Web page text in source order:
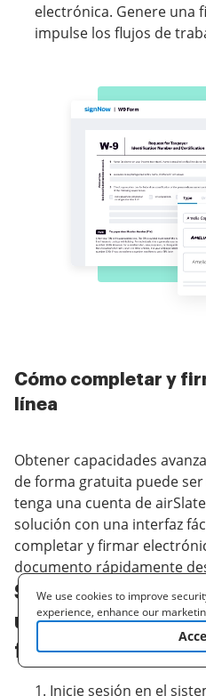
electrónica. Genere una
impulse los flujos de
Cómo completar y
línea
Obtener capacidades
de forma gratuita puede
tenga una cuenta de
solución con una interfaz
completar y firmar
documento rápidamente
Siga las pautas
usar la
firmar pdf de
Inicie sesión en el
We use cookies to improve
experience, enhance our
cooperating with our 3rd party
to